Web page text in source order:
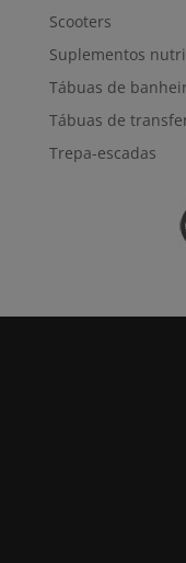
Scooters
Suplementos
Tábuas de
Tábuas de
Trepa-escadas